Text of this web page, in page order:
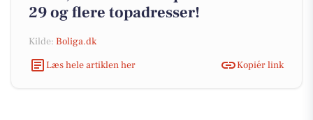
29 og flere topadresser!
Kilde: Boliga.dk
Læs hele artiklen her
Kopiér link